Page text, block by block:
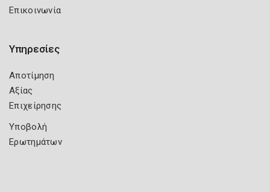
Επικοινωνία
Υπηρεσίες
Αποτίμηση
Αξίας
Επιχείρησης
Υποβολή
Ερωτημάτων